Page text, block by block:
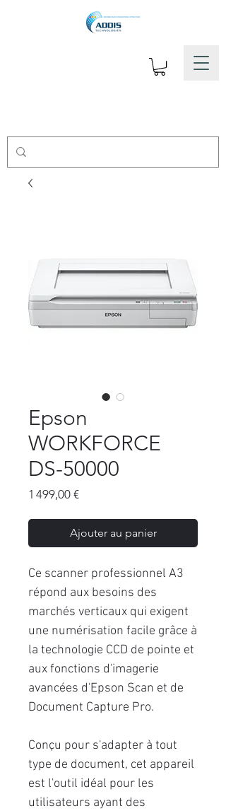
Epson
WORKFORCE
DS-50000
1 499,00 €Prix
Ajouter au panier
Ce scanner professionnel A3
répond aux besoins des
marchés verticaux qui exigent
une numérisation facile grâce à
la technologie CCD de pointe et
aux fonctions d'imagerie
avancées d'Epson Scan et de
Document Capture Pro.
Conçu pour s'adapter à tout
type de document, cet appareil
est l'outil idéal pour les
utilisateurs ayant des